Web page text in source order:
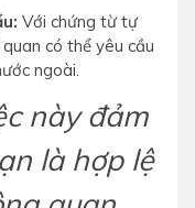
Với chứng từ tự
có thể yêu cầu
ngoài.
này đảm
là hợp lệ